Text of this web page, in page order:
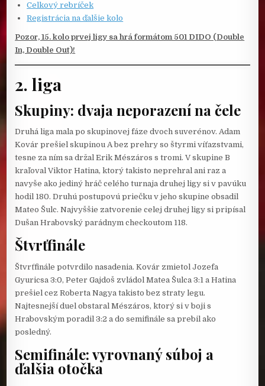
Celkový rebríček
Registrácia na ďalšie kolo
Pozor, 15. kolo prvej ligy sa hrá formátom 501 DIDO (Double
In, Double Out)!
2. liga
Skupiny: dvaja neporazení na čele
Druhá liga mala po skupinovej fáze dvoch suverénov. Adam
Kovár prešiel skupinou A bez prehry so štyrmi víťazstvami,
tesne za ním sa držal Erik Mészáros s tromi. V skupine B
kraľoval Viktor Hatina, ktorý takisto neprehral ani raz a
navyše ako jediný hráč celého turnaja druhej ligy si v pavúku
hodil 180. Druhú postupovú priečku v jeho skupine obsadil
Mateo Šulc. Najvyššie zatvorenie celej druhej ligy si pripísal
Dušan Hrabovský parádnym checkoutom 118.
Štvrťfinále
Štvrťfinále potvrdilo nasadenia. Kovár zmietol Jozefa
Gyuricsa 3:0, Peter Gajdoš zvládol Matea Šulca 3:1 a Hatina
prešiel cez Roberta Nagya takisto bez straty legu.
Najtesnejší duel obstaral Mészáros, ktorý si v boji s
Hrabovským poradil 3:2 a do semifinále sa prebil ako
posledný.
Semifinále: vyrovnaný súboj a
ďalšia otočka